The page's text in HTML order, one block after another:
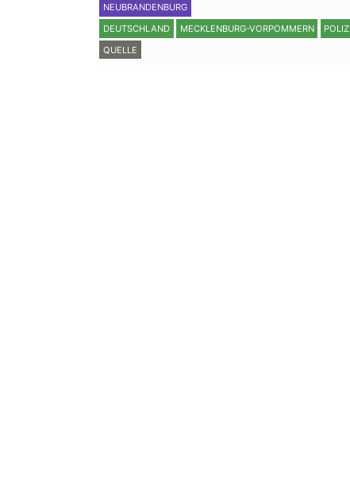
NEUBRANDENBURG
DEUTSCHLAND
MECKLENBURG-VORPOMMERN
QUELLE